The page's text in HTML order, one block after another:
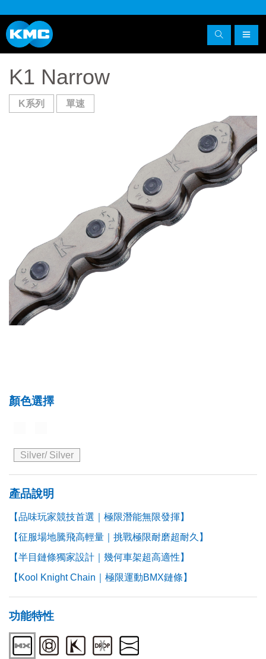
K1 Narrow
K系列 單速
顏色選擇
Silver/ Silver
產品說明
【品味玩家競技首選｜極限潛能無限發揮】
【征服場地騰飛高輕量｜挑戰極限耐磨超耐久】
【半目鏈條獨家設計｜幾何車架超高適性】
【Kool Knight Chain｜極限運動BMX鏈條】
功能特性